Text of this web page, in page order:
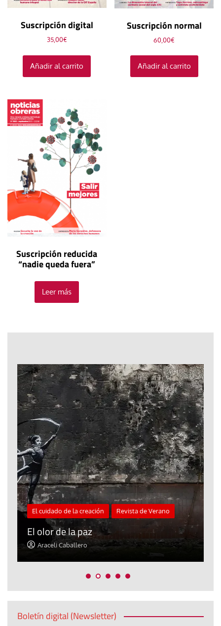
Suscripción digital
35,00€
Añadir al carrito
Suscripción normal
60,00€
Añadir al carrito
Suscripción reducida
“nadie queda fuera”
Leer más
El cuidado de la creación Revista de Verano
El olor de la paz
Araceli Caballero
Boletín digital (Newsletter)